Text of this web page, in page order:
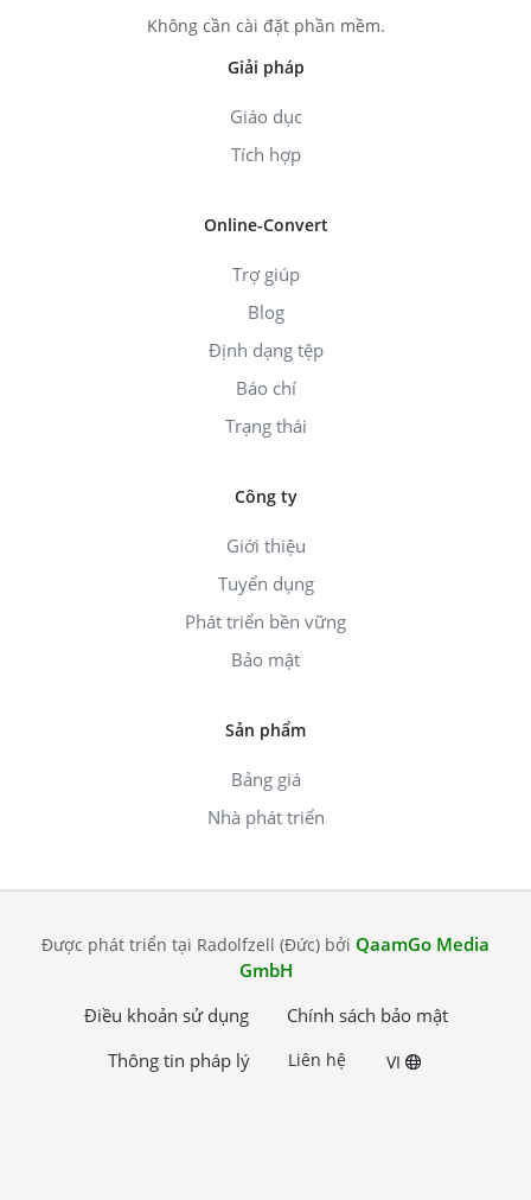
Không cần cài đặt phần mềm.
Giải pháp
Giáo dục
Tích hợp
Online-Convert
Trợ giúp
Blog
Định dạng tệp
Báo chí
Trạng thái
Công ty
Giới thiệu
Tuyển dụng
Phát triển bền vững
Bảo mật
Sản phẩm
Bảng giá
Nhà phát triển
Được phát triển tại Radolfzell (Đức) bởi QaamGo Media
GmbH
Điều khoản sử dụng
Chính sách bảo mật
Thông tin pháp lý
Liên hệ VI